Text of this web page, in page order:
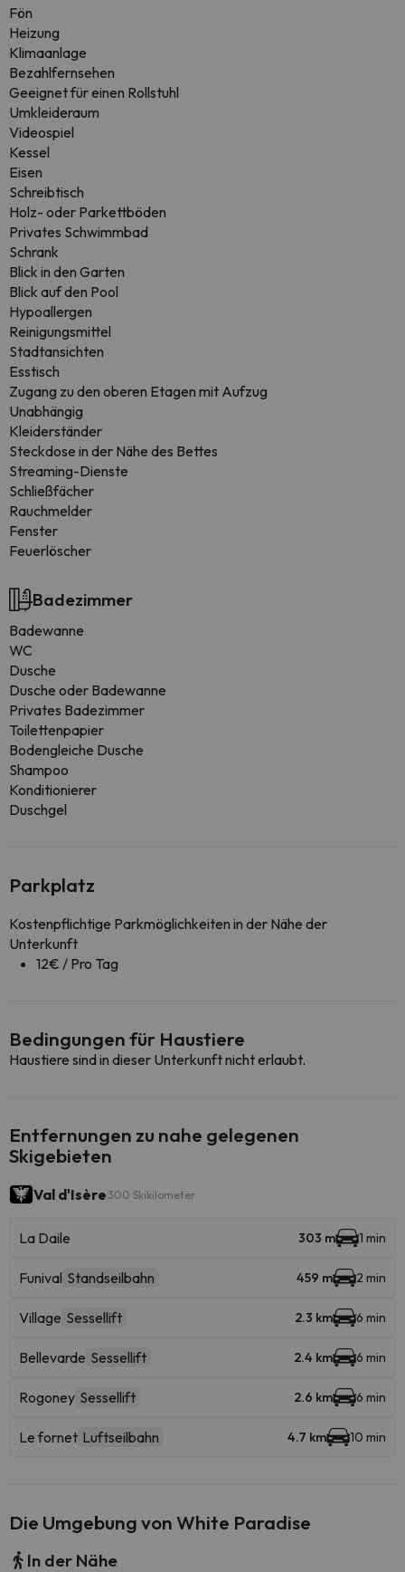
Fön
Heizung
Klimaanlage
Bezahlfernsehen
Geeignet für einen Rollstuhl
Umkleideraum
Videospiel
Kessel
Eisen
Schreibtisch
Holz- oder Parkettböden
Privates Schwimmbad
Schrank
Blick in den Garten
Blick auf den Pool
Hypoallergen
Reinigungsmittel
Stadtansichten
Esstisch
Zugang zu den oberen Etagen mit Aufzug
Unabhängig
Kleiderständer
Steckdose in der Nähe des Bettes
Streaming-Dienste
Schließfächer
Rauchmelder
Fenster
Feuerlöscher
Badezimmer
Badewanne
WC
Dusche
Dusche oder Badewanne
Privates Badezimmer
Toilettenpapier
Bodengleiche Dusche
Shampoo
Konditionierer
Duschgel
Parkplatz
Kostenpflichtige Parkmöglichkeiten in der Nähe der
Unterkunft
12€ / Pro Tag
Bedingungen für Haustiere
Haustiere sind in dieser Unterkunft nicht erlaubt.
Entfernungen zu nahe gelegenen
Skigebieten
Val d'Isère 300 Skikilometer
La Daile 303 m 1 min
Funival Standseilbahn 459 m 2 min
Village Sessellift 2.3 km 6 min
Bellevarde Sessellift 2.4 km 6 min
Rogoney Sessellift 2.6 km 6 min
Le fornet Luftseilbahn 4.7 km 10 min
Die Umgebung von White Paradise
In der Nähe